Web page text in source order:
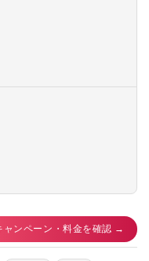
ャンペーン・料金を確認 →